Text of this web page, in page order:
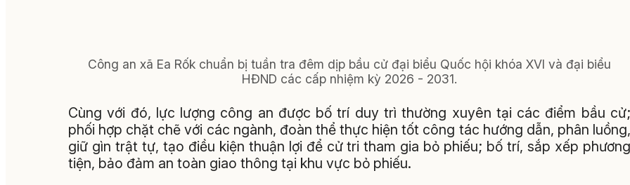
Công an xã Ea Rốk chuẩn bị tuần tra đêm dịp bầu cử đại biểu Quốc hội khóa XVI và đại biểu
HĐND các cấp nhiệm kỳ 2026 - 2031.
Cùng với đó, lực lượng công an được bố trí duy trì thường xuyên tại các điểm bầu cử;
phối hợp chặt chẽ với các ngành, đoàn thể thực hiện tốt công tác hướng dẫn, phân luồng,
giữ gìn trật tự, tạo điều kiện thuận lợi để cử tri tham gia bỏ phiếu; bố trí, sắp xếp phương
tiện, bảo đảm an toàn giao thông tại khu vực bỏ phiếu.